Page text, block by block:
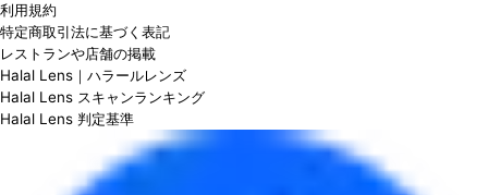
利用規約
特定商取引法に基づく表記
レストランや店舗の掲載
Halal Lens｜ハラールレンズ
Halal Lens スキャンランキング
Halal Lens 判定基準